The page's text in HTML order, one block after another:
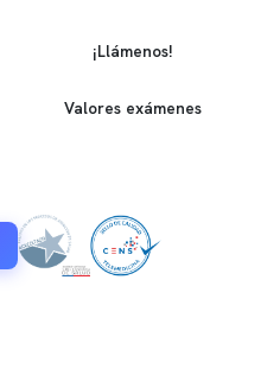
¡Llámenos!
Valores exámenes